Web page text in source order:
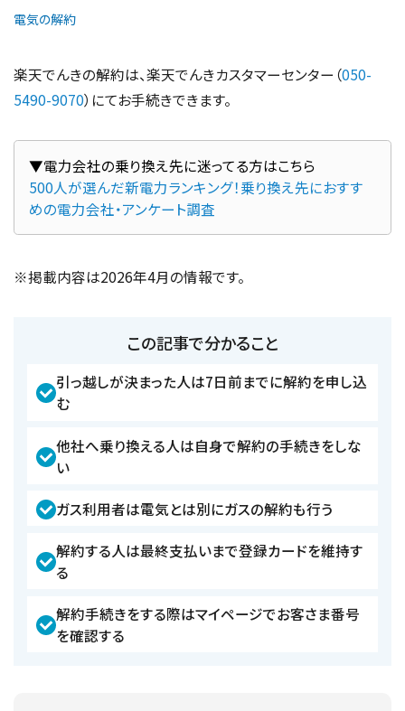
電気の解約
楽天でんきの解約は、楽天でんきカスタマーセンター（050-
5490-9070）にてお手続きできます。
500人が選んだ新電力ランキング！乗り換え先におすす
めの電力会社・アンケート調査
※掲載内容は2026年4月の情報です。
この記事で分かること
引っ越しが決まった人は7日前までに解約を申し込
む
他社へ乗り換える人は自身で解約の手続きをしな
い
ガス利用者は電気とは別にガスの解約も行う
解約する人は最終支払いまで登録カードを維持す
る
解約手続きをする際はマイページでお客さま番号
を確認する